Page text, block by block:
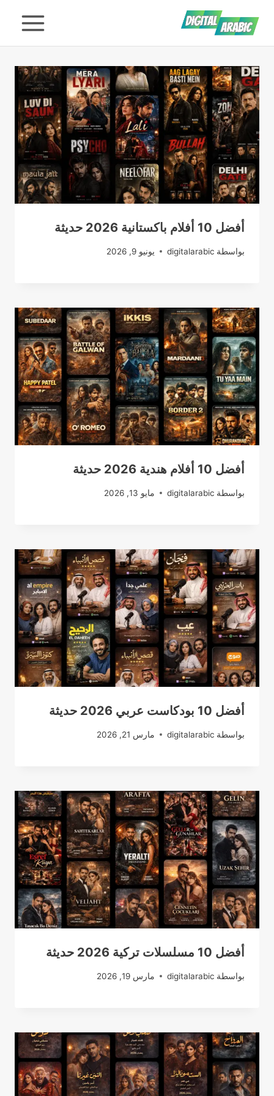
أفضل 10 أفلام باكستانية 2026 حديثة
بواسطة digitalarabic يونيو 9, 2026
أفضل 10 أفلام هندية 2026 حديثة
بواسطة digitalarabic مايو 13, 2026
أفضل 10 بودكاست عربي 2026 حديثة
بواسطة digitalarabic مارس 21, 2026
أفضل 10 مسلسلات تركية 2026 حديثة
بواسطة digitalarabic مارس 19, 2026